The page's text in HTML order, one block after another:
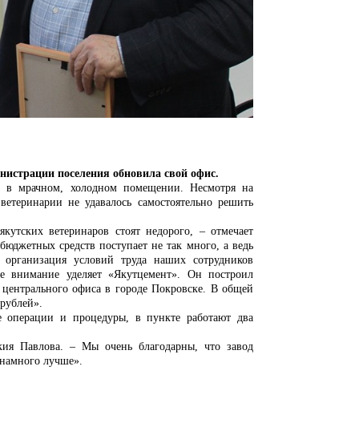
поселения обновила свой офис.
в мрачном, холодном помещении. Несмотря на
не удавалось самостоятельно решить
ветеринаров стоят недорого, – отмечает
средств поступает не так много, а ведь
условий труда наших сотрудников
уделяет «Якутцемент». Он построил
офиса в городе Покровске. В общей
операции и процедуры, в пункте работают два
Павлова. – Мы очень благодарны, что завод
лучше».